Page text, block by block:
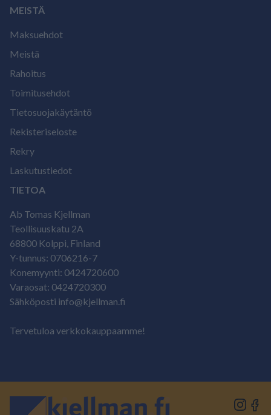
MEISTÄ
Maksuehdot
Meistä
Rahoitus
Toimitusehdot
Tietosuojakäytäntö
Rekisteriseloste
Rekry
Laskutustiedot
TIETOA
Ab Tomas Kjellman
Teollisuuskatu 2A
68800 Kolppi, Finland
Y-tunnus: 0706216-7
Konemyynti: 0424720600
Varaosat: 0424720300
Sähköposti info@kjellman.fi
Tervetuloa verkkokauppaamme!